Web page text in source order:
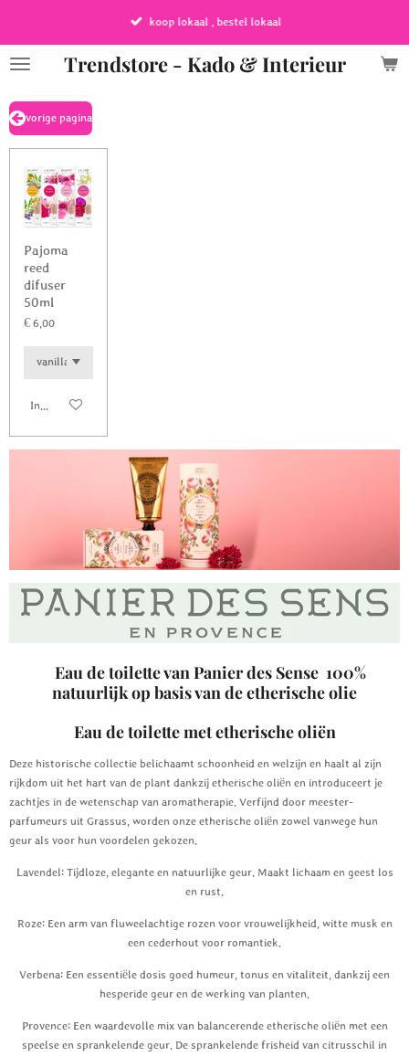
naar
de
Trendstore - Kado & Interieur
koop lokaal , bestel lokaal
vorige pagina
Pajoma
reed
difuser
50ml
€ 6,00
In winkelwagen
Eau de toilette van Panier des Sense 100%
natuurlijk op basis van de etherische olie
Eau de toilette met etherische oliën
Deze historische collectie belichaamt schoonheid en welzijn en haalt al zijn
rijkdom uit het hart van de plant dankzij etherische oliën en introduceert je
zachtjes in de wetenschap van aromatherapie. Verfijnd door meester-
parfumeurs uit Grassus, worden onze etherische oliën zowel vanwege hun
geur als voor hun voordelen gekozen.
Lavendel: Tijdloze, elegante en natuurlijke geur. Maakt lichaam en geest los
en rust.
Roze: Een arm van fluweelachtige rozen voor vrouwelijkheid, witte musk en
een cederhout voor romantiek.
Verbena: Een essentiële dosis goed humeur, tonus en vitaliteit, dankzij een
hesperide geur en de werking van planten.
Provence: Een waardevolle mix van balancerende etherische oliën met een
speelse en sprankelende geur. De sprankelende frisheid van citrusschil in